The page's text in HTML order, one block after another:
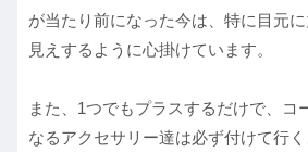
が当たり前になった今は、特に目元
見えするように心掛けています。
また、1つでもプラスするだけで、コ
なるアクセサリー達は必ず付けて行く